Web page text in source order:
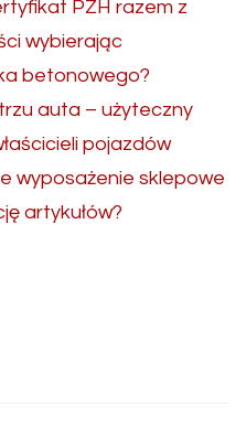
PZH razem z
wybierając
betonowego?
auta – użyteczny
pojazdów
wyposażenie sklepowe
artykułów?